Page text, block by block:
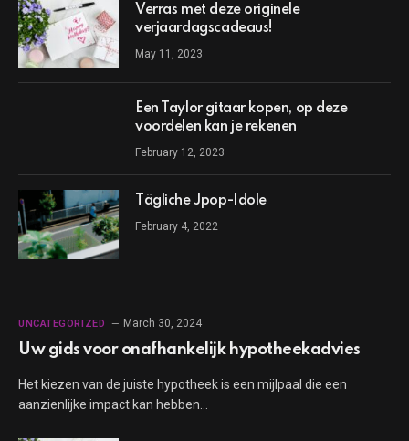
Verras met deze originele
verjaardagscadeaus!
May 11, 2023
Een Taylor gitaar kopen, op deze
voordelen kan je rekenen
February 12, 2023
Tägliche Jpop-Idole
February 4, 2022
UNCATEGORIZED March 30, 2024
Uw gids voor onafhankelijk hypotheekadvies
Het kiezen van de juiste hypotheek is een mijlpaal die een
aanzienlijke impact kan hebben…